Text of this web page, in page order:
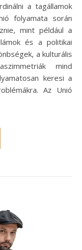
a tagállamok
folyamata során
mint például a
és a politikai
a kulturális
mind
keresi a
Az Unió